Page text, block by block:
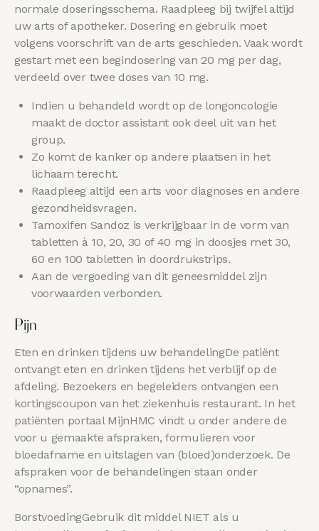
normale doseringsschema. Raadpleeg bij twijfel altijd
uw arts of apotheker. Dosering en gebruik moet
volgens voorschrift van de arts geschieden. Vaak wordt
gestart met een begindosering van 20 mg per dag,
verdeeld over twee doses van 10 mg.
Indien u behandeld wordt op de longoncologie
maakt de doctor assistant ook deel uit van het
group.
Zo komt de kanker op andere plaatsen in het
lichaam terecht.
Raadpleeg altijd een arts voor diagnoses en andere
gezondheidsvragen.
Tamoxifen Sandoz is verkrijgbaar in de vorm van
tabletten à 10, 20, 30 of 40 mg in doosjes met 30,
60 en 100 tabletten in doordrukstrips.
Aan de vergoeding van dit geneesmiddel zijn
voorwaarden verbonden.
Pijn
Eten en drinken tijdens uw behandelingDe patiënt
ontvangt eten en drinken tijdens het verblijf op de
afdeling. Bezoekers en begeleiders ontvangen een
kortingscoupon van het ziekenhuis restaurant. In het
patiënten portaal MijnHMC vindt u onder andere de
voor u gemaakte afspraken, formulieren voor
bloedafname en uitslagen van (bloed)onderzoek. De
afspraken voor de behandelingen staan onder
“opnames”.
BorstvoedingGebruik dit middel NIET als u